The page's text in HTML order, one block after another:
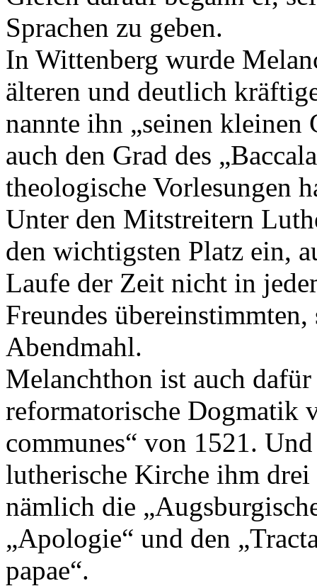
Sprachen zu geben.
In Wittenberg wurde
älteren und deutlich
nannte ihn „seinen
auch den Grad des
theologische Vorlesungen
Unter den Mitstreitern
den wichtigsten Platz ein,
Laufe der Zeit nicht in
Freundes
Abendmahl.
Melanchthon ist auch
reformatorische Dogmatik
communes“ von 1521.
lutherische Kirche ihm
nämlich die
„Apologie“ und den
papae“.